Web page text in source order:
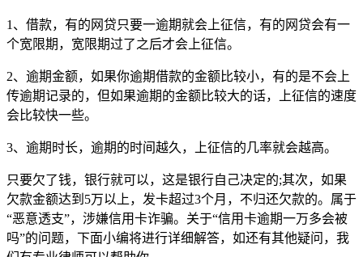
1、借款，有的网贷只要一逾期就会上征信，有的网贷会有一
个宽限期，宽限期过了之后才会上征信。
2、逾期金额，如果你逾期借款的金额比较小，有的是不会上
传逾期记录的，但如果逾期的金额比较大的话，上征信的速度
会比较快一些。
3、逾期时长，逾期的时间越久，上征信的几率就会越高。
只要欠了钱，银行就可以，这是银行自己决定的;其次，如果
欠款金额达到5万以上，发卡超过3个月，不归还欠款的。属于
“恶意透支”，涉嫌信用卡诈骗。关于“信用卡逾期一万多会被
吗”的问题，下面小编将进行详细解答，如还有其他疑问，我